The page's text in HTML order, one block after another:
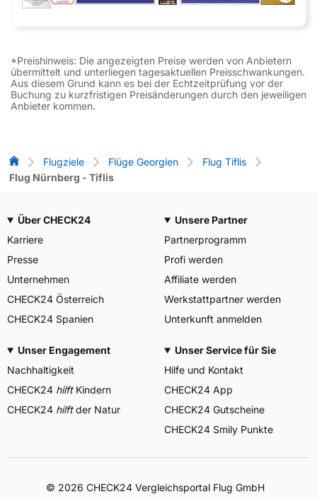
*Preishinweis: Die angezeigten Preise werden von Anbietern
übermittelt und unterliegen tagesaktuellen Preisschwankungen.
Aus diesem Grund kann es bei der Echtzeitprüfung vor der
Buchung zu kurzfristigen Preisänderungen durch den jeweiligen
Anbieter kommen.
Flug-Vergleich
Flugziele Flüge Georgien
Flug Tiflis
Flug Nürnberg - Tiflis
Über CHECK24
Karriere
Presse
Unternehmen
CHECK24 Österreich
CHECK24 Spanien
Unsere Partner
Partnerprogramm
Profi werden
Affiliate werden
Werkstattpartner werden
Unterkunft anmelden
Unser Engagement
Nachhaltigkeit
CHECK24 hilftKindern
CHECK24 hilftder Natur
Unser Service für Sie
Hilfe und Kontakt
CHECK24 App
CHECK24 Gutscheine
CHECK24 Smily Punkte
© 2026 CHECK24 Vergleichsportal Flug GmbH